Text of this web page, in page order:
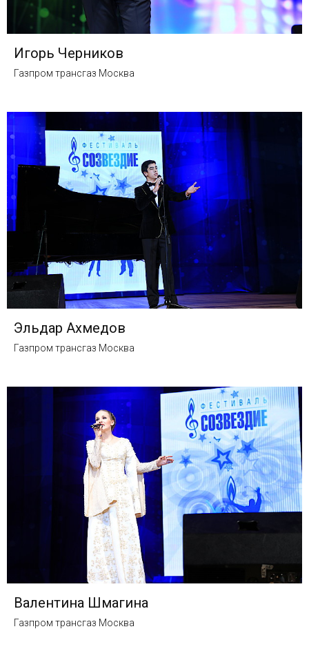
Игорь Черников
Газпром трансгаз Москва
Эльдар Ахмедов
Газпром трансгаз Москва
Валентина Шмагина
Газпром трансгаз Москва